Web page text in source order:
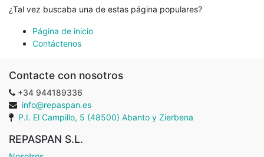
¿Tal vez buscaba una de estas página populares?
Página de inicio
Contáctenos
Contacte con nosotros
+34 944189336
info@repaspan.es
P.I. El Campillo, 5 (48500) Abanto y Zierbena
REPASPAN S.L.